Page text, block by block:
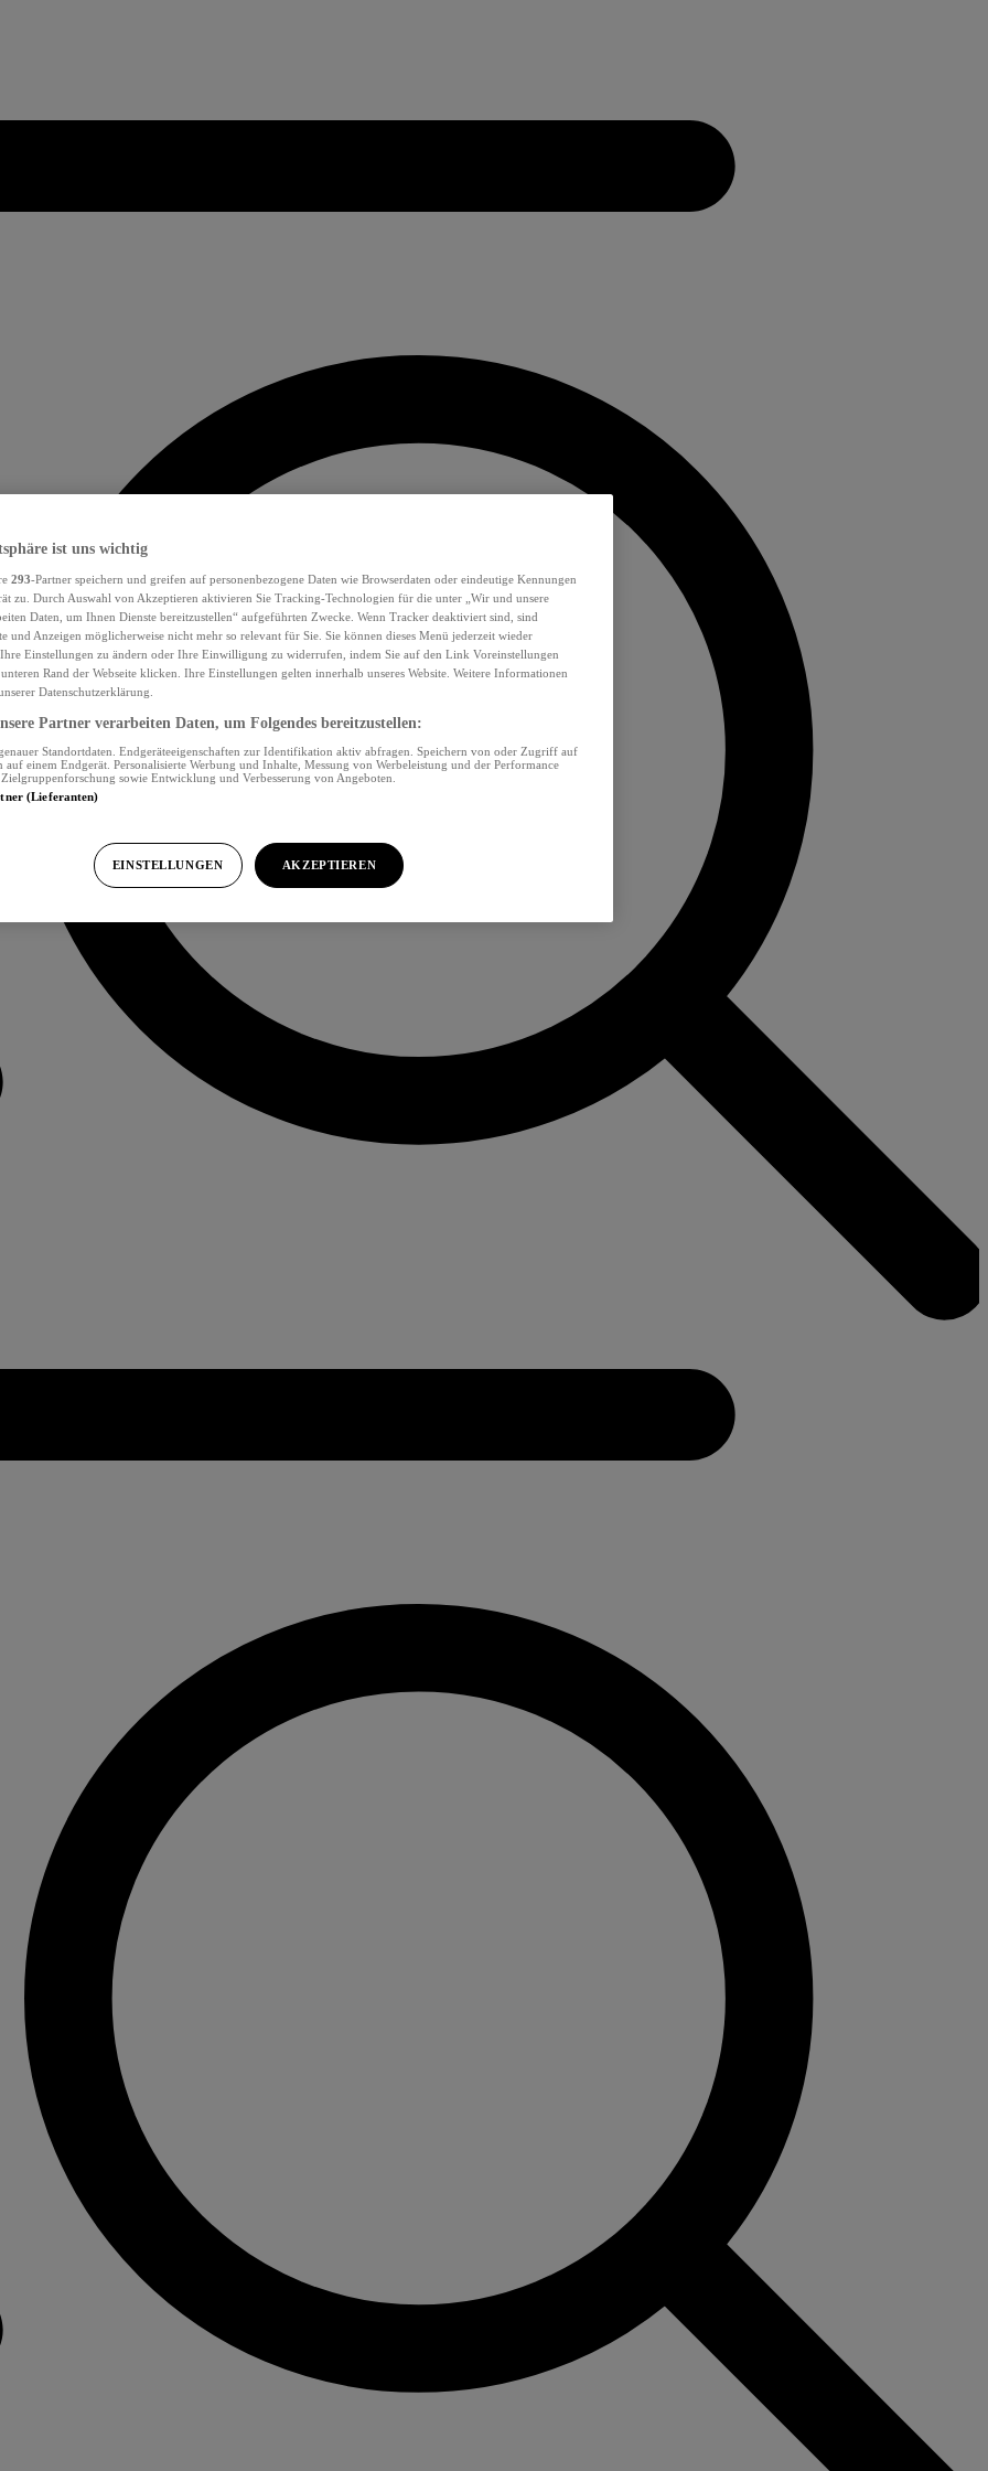
ist uns wichtig
293-Partner speichern und greifen auf personenbezogene Daten wie Browserdaten oder eindeutige Kennungen
zu. Durch Auswahl von Akzeptieren aktivieren Sie Tracking-Technologien für die unter „Wir und unsere
Daten, um Ihnen Dienste bereitzustellen“ aufgeführten Zwecke. Wenn Tracker deaktiviert sind, sind
und Anzeigen möglicherweise nicht mehr so relevant für Sie. Sie können dieses Menü jederzeit wieder
Einstellungen zu ändern oder Ihre Einwilligung zu widerrufen, indem Sie auf den Link Voreinstellungen
Rand der Webseite klicken. Ihre Einstellungen gelten innerhalb unseres Website. Weitere Informationen
Datenschutzerklärung.
Partner verarbeiten Daten, um Folgendes bereitzustellen:
Standortdaten. Endgeräteeigenschaften zur Identifikation aktiv abfragen. Speichern von oder Zugriff auf
einem Endgerät. Personalisierte Werbung und Inhalte, Messung von Werbeleistung und der Performance
sowie Entwicklung und Verbesserung von Angeboten.
(Lieferanten)
EINSTELLUNGEN AKZEPTIEREN